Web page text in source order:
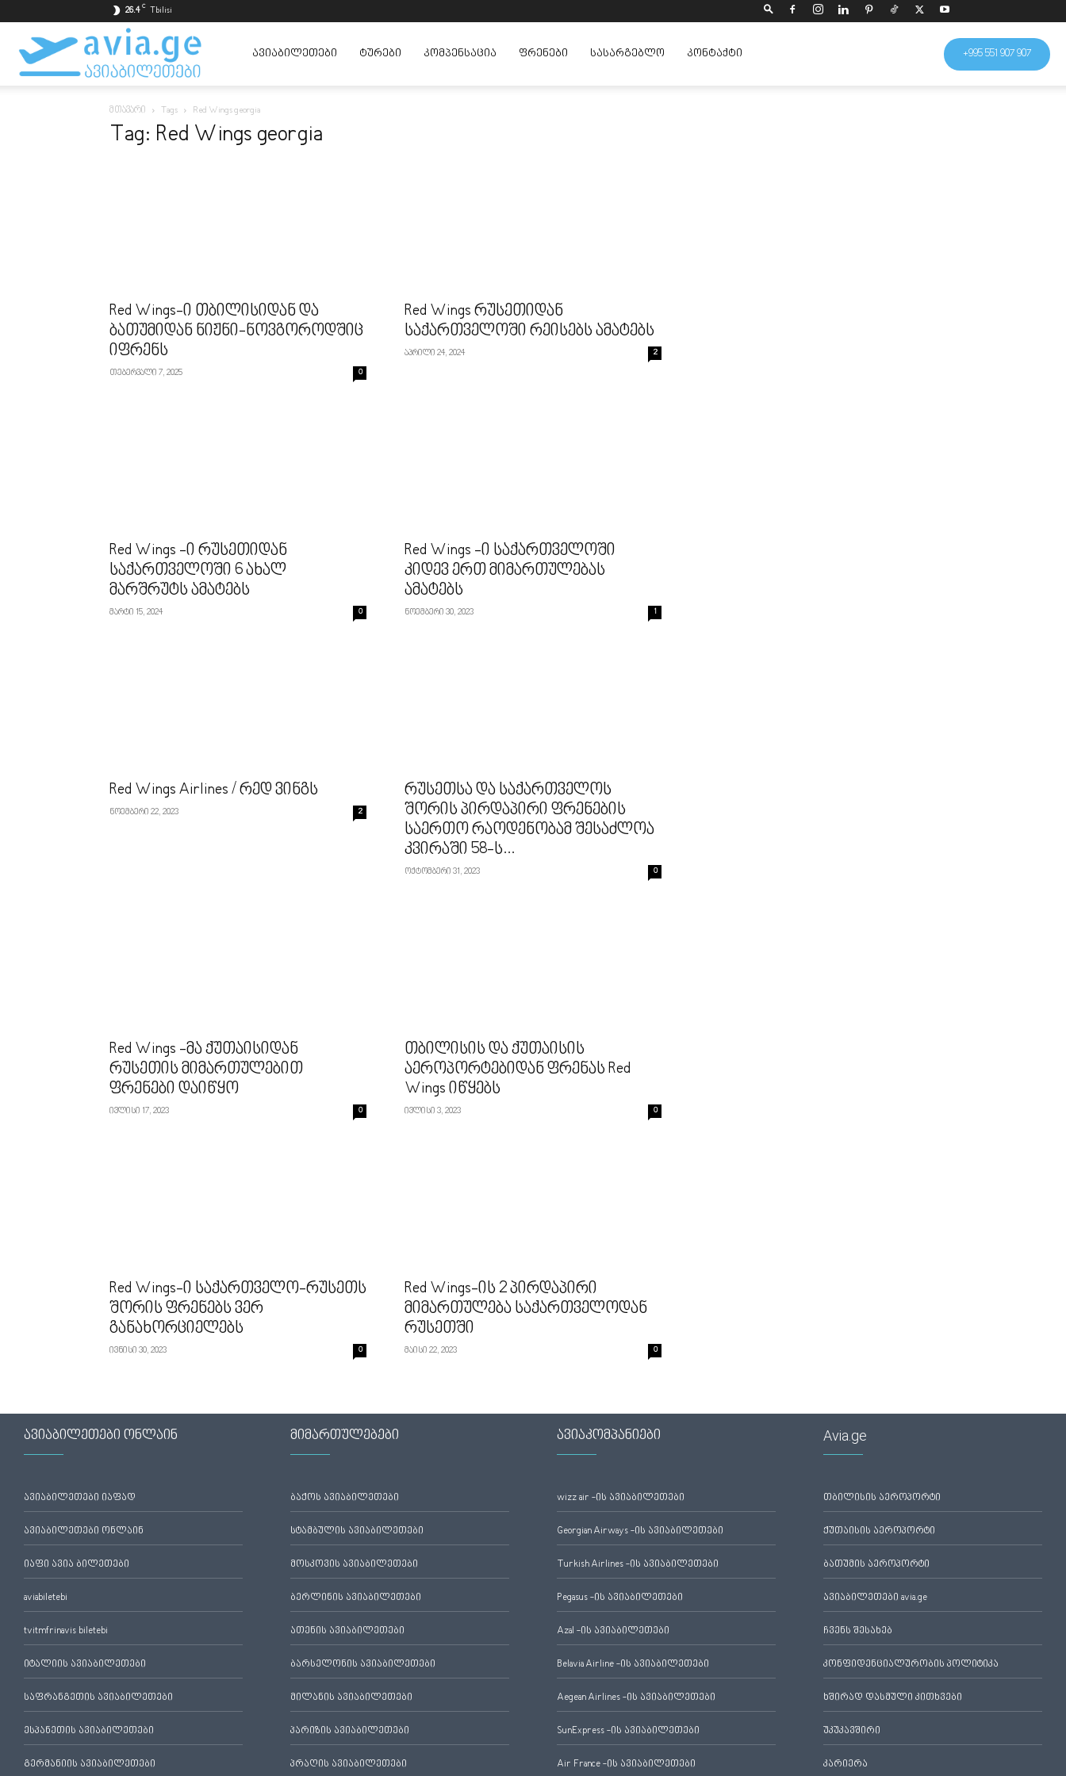
26.4 C Tbilisi
+995 551 907 907
ავიაბილეთები
ყველაზე
ᲐᲕᲘᲐᲑᲘᲚᲔᲗᲔᲑᲘ ᲢᲣᲠᲔᲑᲘ ᲙᲝᲛᲞᲔᲜᲡᲐᲪᲘᲐ ᲤᲠᲔᲜᲔᲑᲘ ᲡᲐᲡᲐᲠᲒᲔᲑᲚᲝ ᲙᲝᲜᲢᲐᲥᲢᲘ
მთავარი Tags Red Wings georgia
Tag: Red Wings georgia
Red Wings-ი თბილისიდან და
ბათუმიდან ნიჟნი-ნოვგოროდშიც
იფრენს
თებერვალი 7, 2025 0
Red Wings რუსეთიდან
საქართველოში რეისებს ამატებს
აპრილი 24, 2024 2
Red Wings -ი რუსეთიდან
საქართველოში 6 ახალ
მარშრუტს ამატებს
მარტი 15, 2024 0
Red Wings -ი საქართველოში
კიდევ ერთ მიმართულებას
ამატებს
ნოემბერი 30, 2023 1
Red Wings Airlines / რედ ვინგს
ნოემბერი 22, 2023 2
რუსეთსა და საქართველოს
შორის პირდაპირი ფრენების
საერთო რაოდენობამ შესაძლოა
კვირაში 58-ს...
ოქტომბერი 31, 2023 0
Red Wings -მა ქუთაისიდან
რუსეთის მიმართულებით
ფრენები დაიწყო
ივლისი 17, 2023 0
თბილისის და ქუთაისის
აეროპორტებიდან ფრენას Red
Wings იწყებს
ივლისი 3, 2023 0
Red Wings-ი საქართველო-რუსეთს
შორის ფრენებს ვერ
განახორციელებს
ივნისი 30, 2023 0
Red Wings-ის 2 პირდაპირი
მიმართულება საქართველოდან
რუსეთში
მაისი 22, 2023 0
ავიაბილეთები ონლაინ
ავიაბილეთები იაფად
ავიაბილეთები ონლაინ
იაფი ავია ბილეთები
aviabiletebi
tvitmfrinavis biletebi
იტალიის ავიაბილეთები
საფრანგეთის ავიაბილეთები
ესპანეთის ავიაბილეთები
გერმანიის ავიაბილეთები
მიმართულებები
ბაქოს ავიაბილეთები
სტამბულის ავიაბილეთები
მოსკოვის ავიაბილეთები
ბერლინის ავიაბილეთები
ათენის ავიაბილეთები
ბარსელონის ავიაბილეთები
მილანის ავიაბილეთები
პარიზის ავიაბილეთები
პრაღის ავიაბილეთები
ავიაკომპანიები
wizz air -ის ავიაბილეთები
Georgian Airways -ის ავიაბილეთები
Turkish Airlines -ის ავიაბილეთები
Pegasus -ის ავიაბილეთები
Azal -ის ავიაბილეთები
Belavia Airline -ის ავიაბილეთები
Aegean Airlines -ის ავიაბილეთები
SunExpress -ის ავიაბილეთები
Air France -ის ავიაბილეთები
Avia.ge
თბილისის აეროპორტი
ქუთაისის აეროპორტი
ბათუმის აეროპორტი
ავიაბილეთები avia.ge
ჩვენს შესახებ
კონფიდენციალურობის პოლიტიკა
ხშირად დასმული კითხვები
უკუკავშირი
კარიერა